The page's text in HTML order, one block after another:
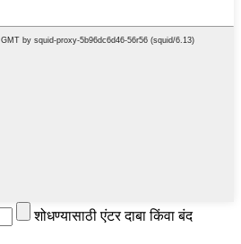
शोधण्यासाठी एंटर दाबा किंवा बंद